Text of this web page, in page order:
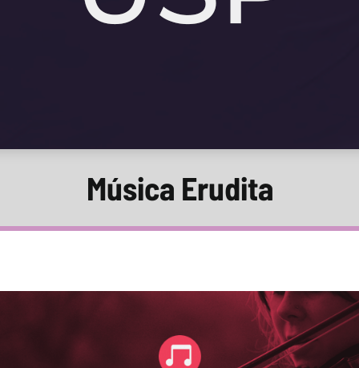
Música Erudita